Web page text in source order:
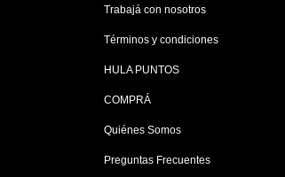
Trabajá con nosotros
Términos y condiciones
HULA PUNTOS
COMPRÁ
Quiénes Somos
Preguntas Frecuentes